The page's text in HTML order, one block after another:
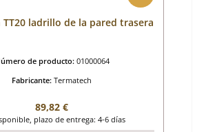
TT20 ladrillo de la pared trasera
de producto: 01000064
Fabricante: Termatech
Precio normal:
89,82 €
plazo de entrega: 4-6 días